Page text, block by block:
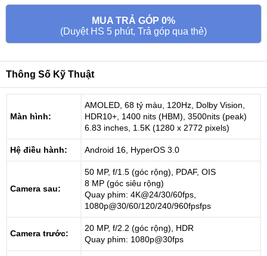
MUA TRẢ GÓP 0%
(Duyệt HS 5 phút, Trả góp qua thẻ)
Thông Số Kỹ Thuật
Màn hình:
AMOLED, 68 tỷ màu, 120Hz, Dolby Vision,
HDR10+, 1400 nits (HBM), 3500nits (peak)
6.83 inches, 1.5K (1280 x 2772 pixels)
Hệ điều hành: Android 16, HyperOS 3.0
Camera sau:
50 MP, f/1.5 (góc rộng), PDAF, OIS
8 MP (góc siêu rộng)
Quay phim: 4K@24/30/60fps,
1080p@30/60/120/240/960fpsfps
Camera trước:
20 MP, f/2.2 (góc rộng), HDR
Quay phim: 1080p@30fps